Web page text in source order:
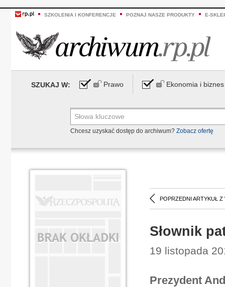
SZKOLENIA I KONFERENCJE POZNAJ NASZE PRODUKTY E-
SZUKAJ W: Prawo Ekonomia i biznes
Chcesz uzyskać dostęp do archiwum? Zobacz ofertę
POPRZEDNI ARTYKUŁ Z
Słownik
19 listopada
Prezydent